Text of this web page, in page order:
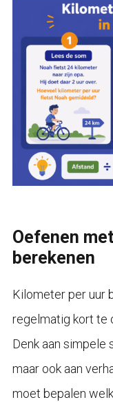
Oefenen
berekenen
Kilometer per uur
regelmatig kort te
Denk aan simpele
maar ook aan
moet bepalen